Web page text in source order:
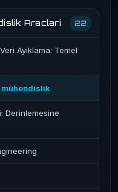
Araclari 22
Ayıklama: Temel
mühendislik
Derinlemesine